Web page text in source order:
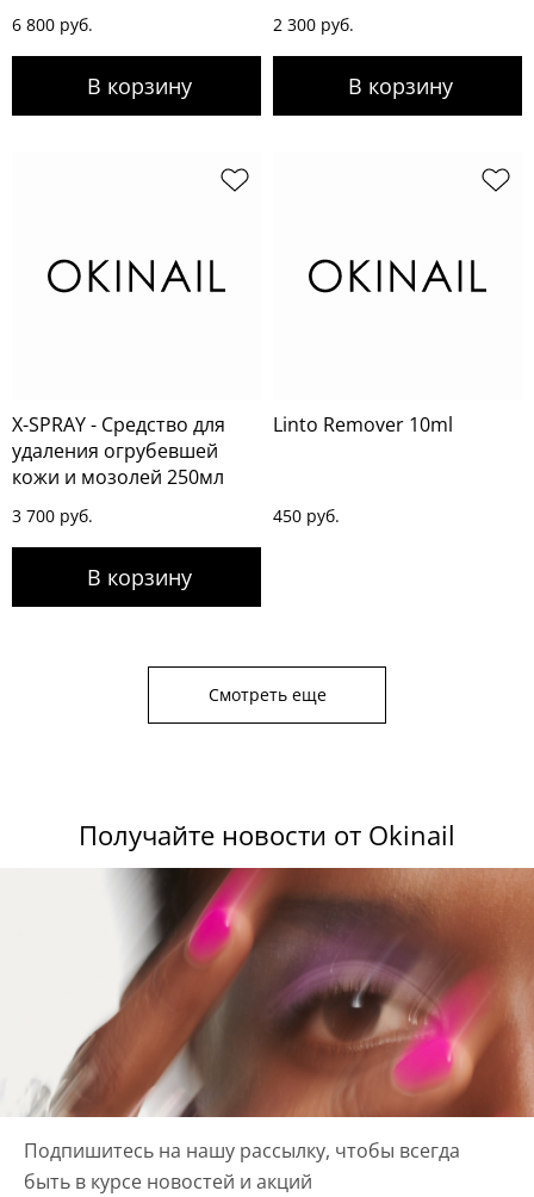
6 800 руб. 2 300 руб.
X-SPRAY - Средство для
удаления огрубевшей
кожи и мозолей 250мл
3 700 руб.
Linto Remover 10ml
450 руб.
Смотреть еще
Получайте новости от Okinail
Подпишитесь на нашу рассылку, чтобы всегда
быть в курсе новостей и акций